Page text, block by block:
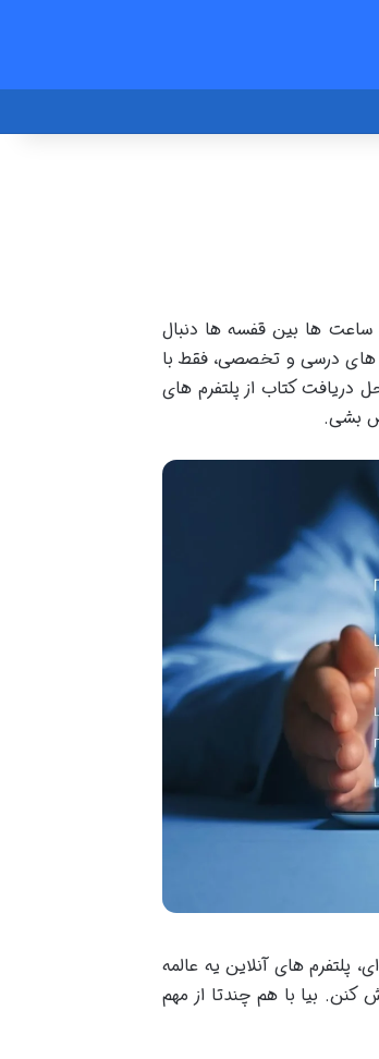
و ساعت ها بین قفسه ها دنبال
های درسی و تخصصی، فقط با
دریافت کتاب از پلتفرم های
بشی.
پلتفرم های آنلاین یه عالمه
بیا با هم چندتا از مهم